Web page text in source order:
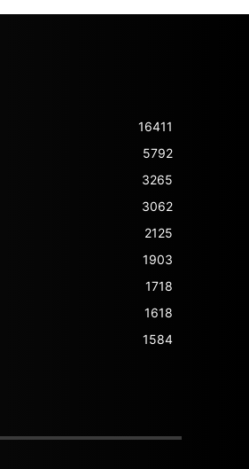
16411
5792
3265
3062
2125
1903
1718
1618
1584